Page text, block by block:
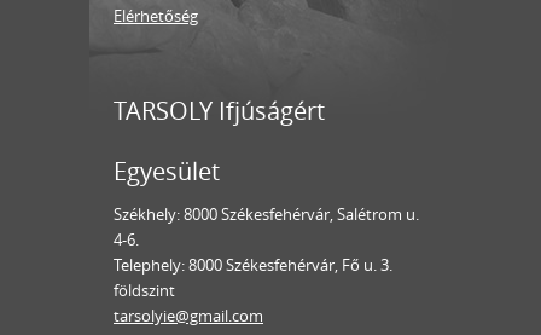
Elérhetőség
TARSOLY Ifjúságért
Egyesület
Székhely: 8000 Székesfehérvár, Salétrom u.
4-6.
Telephely: 8000 Székesfehérvár, Fő u. 3.
földszint
tarsolyie@gmail.com